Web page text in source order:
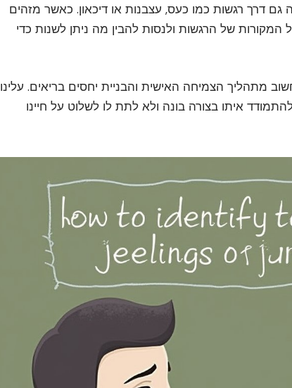
דרך רגשות כמו כעס, עצבנות או דיכאון. כאשר מזהים
של הרגשות ולנסות להבין מה ניתן לשנות כדי
מתהליך הצמיחה האישית והבניית יחסים בריאים. עלינו
איתו בצורה בונה ולא לתת לו לשלוט על חיינו